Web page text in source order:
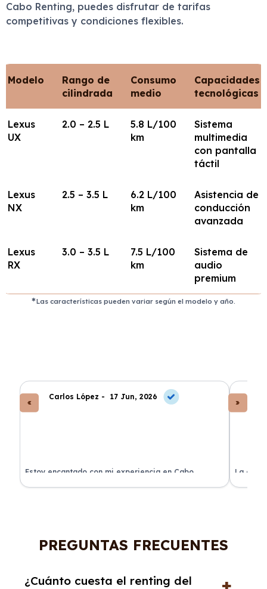
Cabo Renting, puedes disfrutar de tarifas
competitivas y condiciones flexibles.
Modelo
Rango de
cilindrada
Consumo
medio
Capacidades
tecnológicas
Lexus
UX
2.0 – 2.5 L
5.8 L/100
km
Sistema
multimedia
con pantalla
táctil
Lexus
NX
2.5 – 3.5 L
6.2 L/100
km
Asistencia de
conducción
avanzada
Lexus
RX
3.0 – 3.5 L
7.5 L/100
km
Sistema de
audio
premium
Las características pueden variar según el modelo y año.
Carlos López - 17 Jun, 2026
Estoy encantado con mi experiencia en Cabo
Renting. El coche llegó en perfectas condiciones y sin
La
de
PREGUNTAS FRECUENTES
¿Cuánto cuesta el renting del